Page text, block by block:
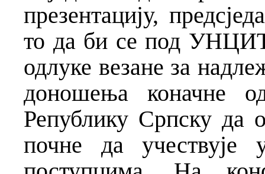
презентацију,
то да би се под
одлуке везане за
доношења коначне
Републику Српску да
почне да учествује